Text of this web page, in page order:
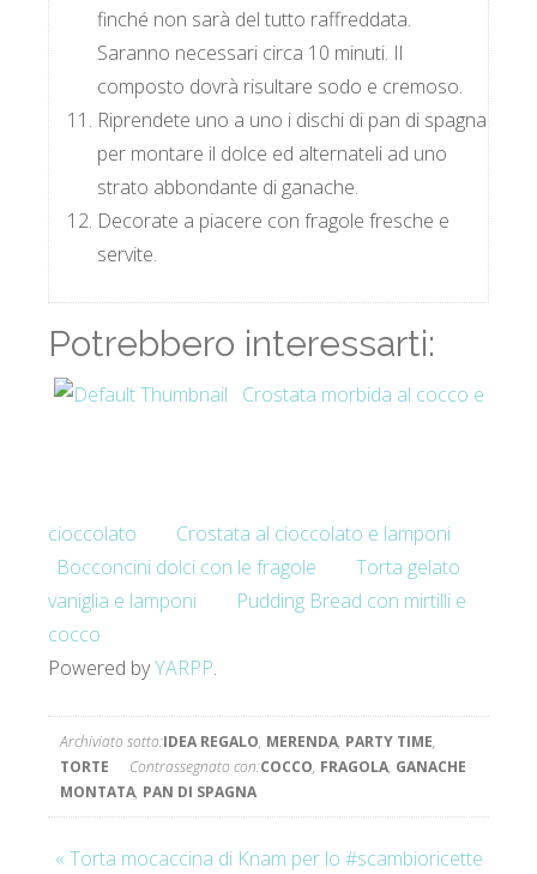
finché non sarà del tutto raffreddata.
Saranno necessari circa 10 minuti. Il
composto dovrà risultare sodo e cremoso.
Riprendete uno a uno i dischi di pan di spagna
per montare il dolce ed alternateli ad uno
strato abbondante di ganache.
Decorate a piacere con fragole fresche e
servite.
Potrebbero interessarti:
Crostata morbida al cocco e
cioccolato
Crostata al cioccolato e lamponi
Bocconcini dolci con le fragole
Torta gelato
vaniglia e lamponi
Pudding Bread con mirtilli e
cocco
Powered byYARPP.
Archiviato sotto:IDEA REGALO, MERENDA, PARTY TIME,
TORTE
Contrassegnato con:COCCO, FRAGOLA, GANACHE
MONTATA, PAN DI SPAGNA
« Torta mocaccina di Knam per lo #scambioricette